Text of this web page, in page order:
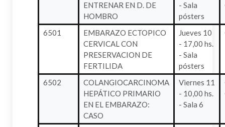
ENTRENAR EN D. DE
HOMBRO
- Sala
pósters
6501
EMBARAZO ECTOPICO
CERVICAL CON
PRESERVACION DE
FERTILIDA
Jueves 10
- 17,00 hs.
- Sala
pósters
6502
COLANGIOCARCINOMA
HEPÁTICO PRIMARIO
EN EL EMBARAZO:
CASO
Viernes 11
- 10,00 hs.
- Sala 6